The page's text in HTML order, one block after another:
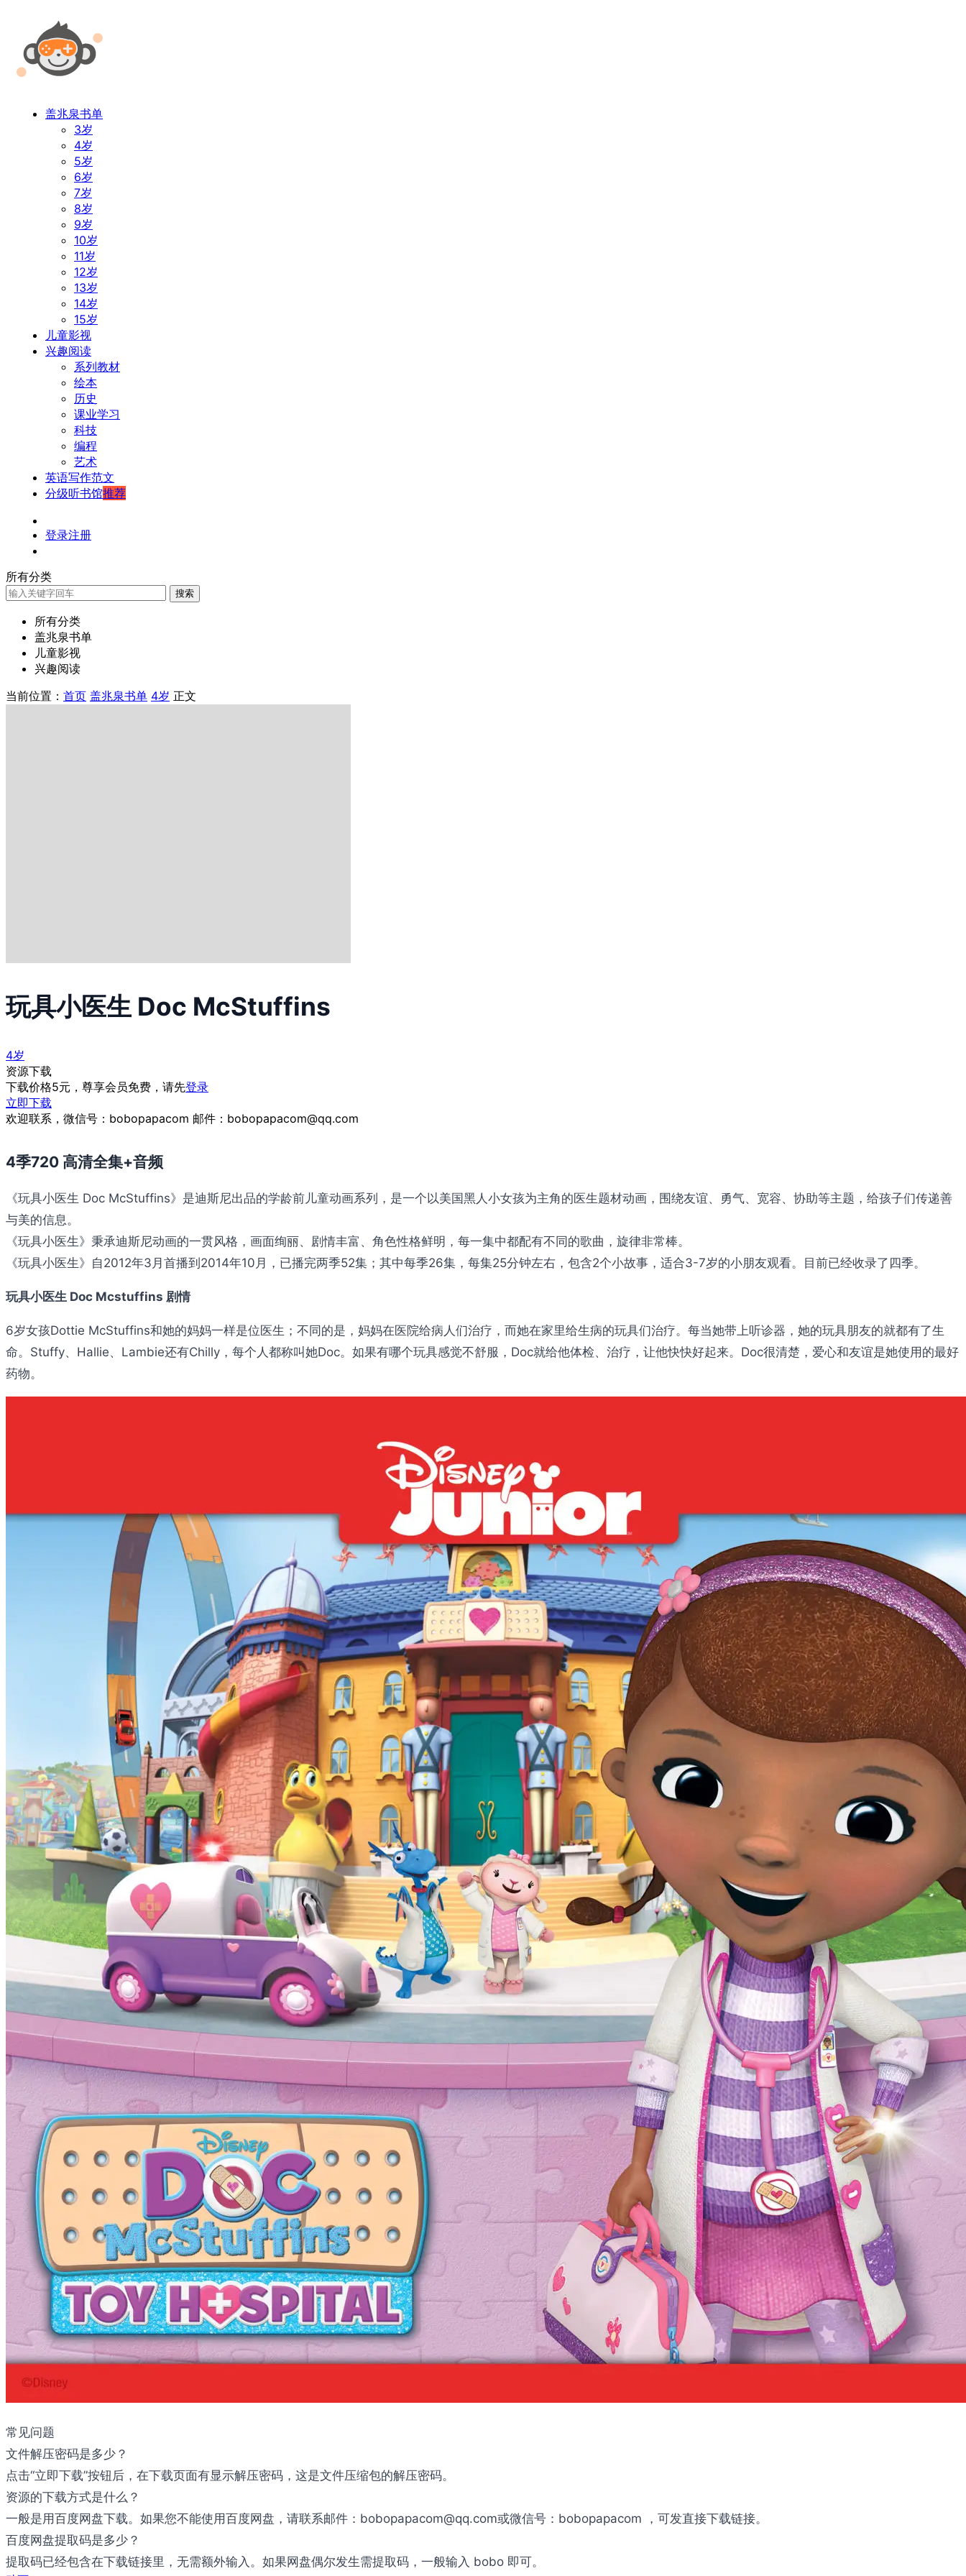
盖兆泉书单
3岁
4岁
5岁
6岁
7岁
8岁
9岁
10岁
11岁
12岁
13岁
14岁
15岁
儿童影视
兴趣阅读
系列教材
绘本
历史
课业学习
科技
编程
艺术
英语写作范文
分级听书馆推荐
登录注册
所有分类
搜索
所有分类
盖兆泉书单
儿童影视
兴趣阅读
当前位置： 首页 盖兆泉书单 4岁 正文
玩具小医生 Doc McStuffins
4岁
资源下载
下载价格5元，尊享会员免费，请先登录
立即下载
欢迎联系，微信号：bobopapacom 邮件：bobopapacom@qq.com
4季720 高清全集+音频
《玩具小医生 Doc McStuffins》是迪斯尼出品的学龄前儿童动画系列，是一个以美国黑人小女孩为主角的医生题材动画，围绕友谊、勇气、宽容、协助等主题，给孩子们传递善
与美的信息。
《玩具小医生》秉承迪斯尼动画的一贯风格，画面绚丽、剧情丰富、角色性格鲜明，每一集中都配有不同的歌曲，旋律非常棒。
《玩具小医生》自2012年3月首播到2014年10月，已播完两季52集；其中每季26集，每集25分钟左右，包含2个小故事，适合3-7岁的小朋友观看。目前已经收录了四季。
玩具小医生 Doc Mcstuffins 剧情
6岁女孩Dottie McStuffins和她的妈妈一样是位医生；不同的是，妈妈在医院给病人们治疗，而她在家里给生病的玩具们治疗。每当她带上听诊器，她的玩具朋友的就都有了生
命。Stuffy、Hallie、Lambie还有Chilly，每个人都称叫她Doc。如果有哪个玩具感觉不舒服，Doc就给他体检、治疗，让他快快好起来。Doc很清楚，爱心和友谊是她使用的最好
药物。
常见问题
文件解压密码是多少？
点击“立即下载”按钮后，在下载页面有显示解压密码，这是文件压缩包的解压密码。
资源的下载方式是什么？
一般是用百度网盘下载。如果您不能使用百度网盘，请联系邮件：bobopapacom@qq.com或微信号：bobopapacom ，可发直接下载链接。
百度网盘提取码是多少？
提取码已经包含在下载链接里，无需额外输入。如果网盘偶尔发生需提取码，一般输入 bobo 即可。